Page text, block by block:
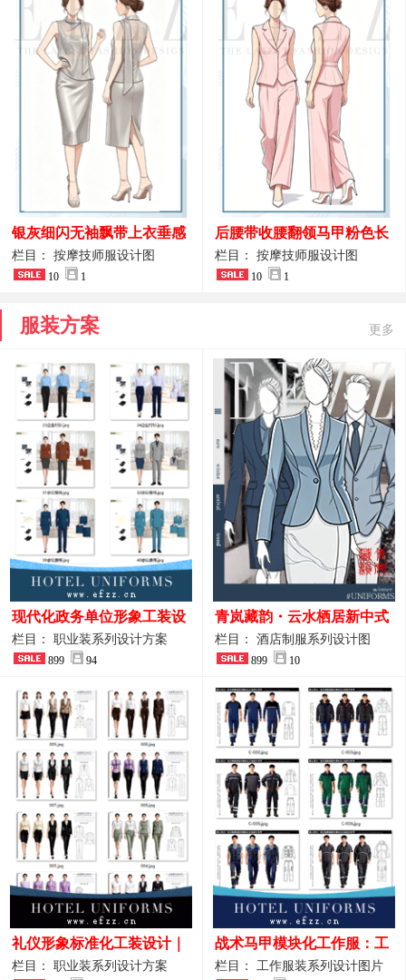
银灰细闪无袖飘带上衣垂感
开叉中长裙 星级酒店前厅礼
仪高级全套工作服
栏目： 按摩技师服设计图
10 1
后腰带收腰翻领马甲粉色长
裤套装 美容门店前台主管精
致高级工装
栏目： 按摩技师服设计图
10 1
服装方案 更多
现代化政务单位形象工装设
计｜国风会务接待西装制服
整套方案
栏目： 职业装系列设计方案
899 94
青岚藏韵・云水栖居新中式
酒店全岗位制服设计原创作
品图
栏目： 酒店制服系列设计图
899 10
礼仪形象标准化工装设计｜
高端服务业仪态塑造专属职
栏目： 职业装系列设计方案
战术马甲模块化工作服：工
程巡检与设备调试岗位的多
栏目： 工作服装系列设计图片